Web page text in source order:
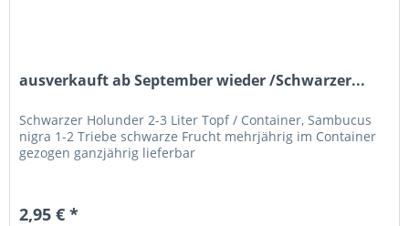
ausverkauft ab September wieder /Schwarzer...
Schwarzer Holunder 2-3 Liter Topf / Container, Sambucus
nigra 1-2 Triebe schwarze Frucht mehrjährig im Container
gezogen ganzjährig lieferbar
2,95 € *